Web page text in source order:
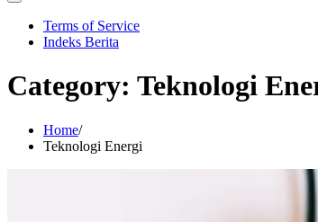
Terms of Service
Indeks Berita
Category: Teknologi
Home
Teknologi Energi